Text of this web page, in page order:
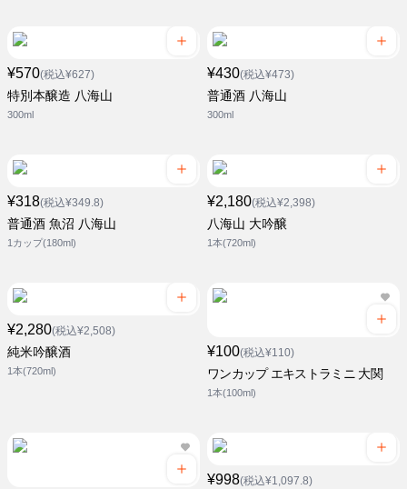
¥570(税込¥627)
特別本醸造 八海山
300ml
¥430(税込¥473)
普通酒 八海山
300ml
¥318(税込¥349.8)
普通酒 魚沼 八海山
1カップ(180ml)
¥2,180(税込¥2,398)
八海山 大吟醸
1本(720ml)
¥2,280(税込¥2,508)
純米吟醸酒
1本(720ml)
¥100(税込¥110)
ワンカップ エキストラミニ 大関
1本(100ml)
¥998(税込¥1,097.8)